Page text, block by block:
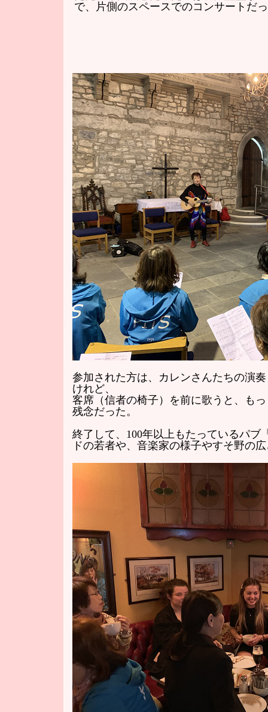
で、片側のスペースでのコンサートだ
参加された方は、カレンさんたちの演
けれど、
客席（信者の椅子）を前に歌うと、も
残念だった。
終了して、100年以上もたっているパ
ドの若者や、音楽家の様子やすそ野の